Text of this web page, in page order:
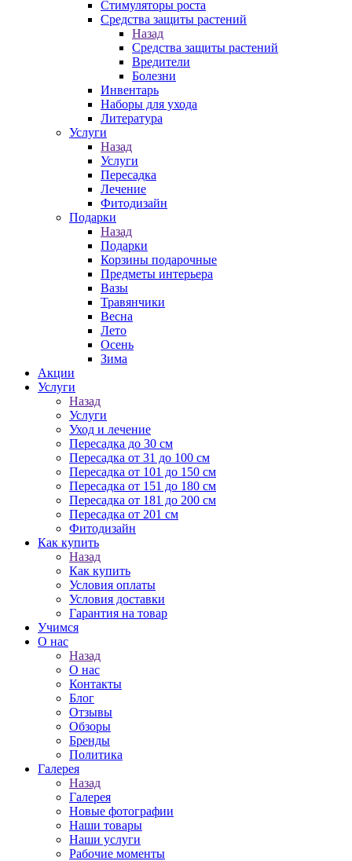
Стимуляторы роста
Средства защиты растений
Назад
Средства защиты растений
Вредители
Болезни
Инвентарь
Наборы для ухода
Литература
Услуги
Назад
Услуги
Пересадка
Лечение
Фитодизайн
Подарки
Назад
Подарки
Корзины подарочные
Предметы интерьера
Вазы
Травянчики
Весна
Лето
Осень
Зима
Акции
Услуги
Назад
Услуги
Уход и лечение
Пересадка до 30 см
Пересадка от 31 до 100 см
Пересадка от 101 до 150 см
Пересадка от 151 до 180 см
Пересадка от 181 до 200 см
Пересадка от 201 см
Фитодизайн
Как купить
Назад
Как купить
Условия оплаты
Условия доставки
Гарантия на товар
Учимся
О нас
Назад
О нас
Контакты
Блог
Отзывы
Обзоры
Бренды
Политика
Галерея
Назад
Галерея
Новые фотографии
Наши товары
Наши услуги
Рабочие моменты